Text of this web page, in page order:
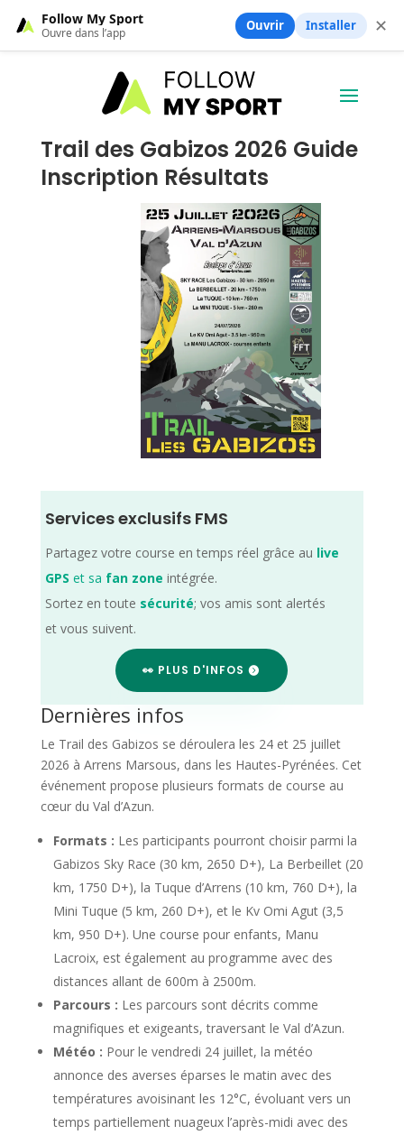
Trail des Gabizos 2026 Guide
Inscription Résultats
Services exclusifs FMS
Partagez votre course en temps réel grâce au live
GPS et sa fan zone intégrée.
Sortez en toute sécurité; vos amis sont alertés
et vous suivent.
👀 PLUS D'INFOS
Dernières infos
Le Trail des Gabizos se déroulera les 24 et 25 juillet
2026 à Arrens Marsous, dans les Hautes-Pyrénées. Cet
événement propose plusieurs formats de course au
cœur du Val d’Azun.
Formats : Les participants pourront choisir parmi la
Gabizos Sky Race (30 km, 2650 D+), La Berbeillet (20
km, 1750 D+), la Tuque d’Arrens (10 km, 760 D+), la
Mini Tuque (5 km, 260 D+), et le Kv Omi Agut (3,5
km, 950 D+). Une course pour enfants, Manu
Lacroix, est également au programme avec des
distances allant de 600m à 2500m.
Parcours : Les parcours sont décrits comme
magnifiques et exigeants, traversant le Val d’Azun.
Météo : Pour le vendredi 24 juillet, la météo
annonce des averses éparses le matin avec des
températures avoisinant les 12°C, évoluant vers un
temps partiellement nuageux l’après-midi avec des
Follow My Sport
Ouvre dans l’app Ouvrir Installer ✕